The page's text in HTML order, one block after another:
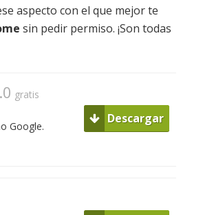
aspecto con el que mejor te
sin pedir permiso. ¡Son todas
gratis
Google.
Descargar